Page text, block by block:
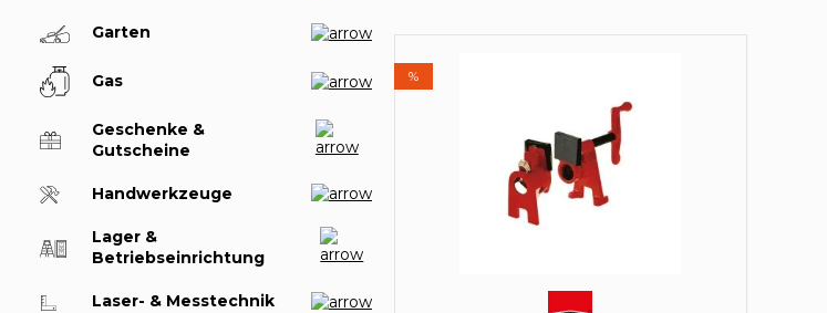
Garten
Gas
Geschenke &
Gutscheine
Handwerkzeuge
Lager &
Betriebseinrichtung
Laser- & Messtechnik
%